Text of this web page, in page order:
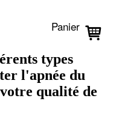
Panier
types
l'apnée du
qualité de